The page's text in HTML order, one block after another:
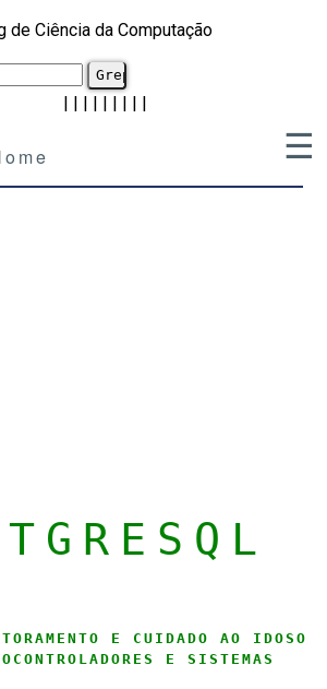
| | | | | | | | |
☰
E CUIDADO AO IDOSO
E SISTEMAS